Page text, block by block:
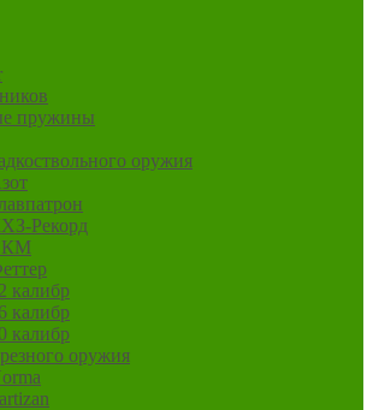
пружины
оружия
Рекорд
калибр
калибр
калибр
оружия